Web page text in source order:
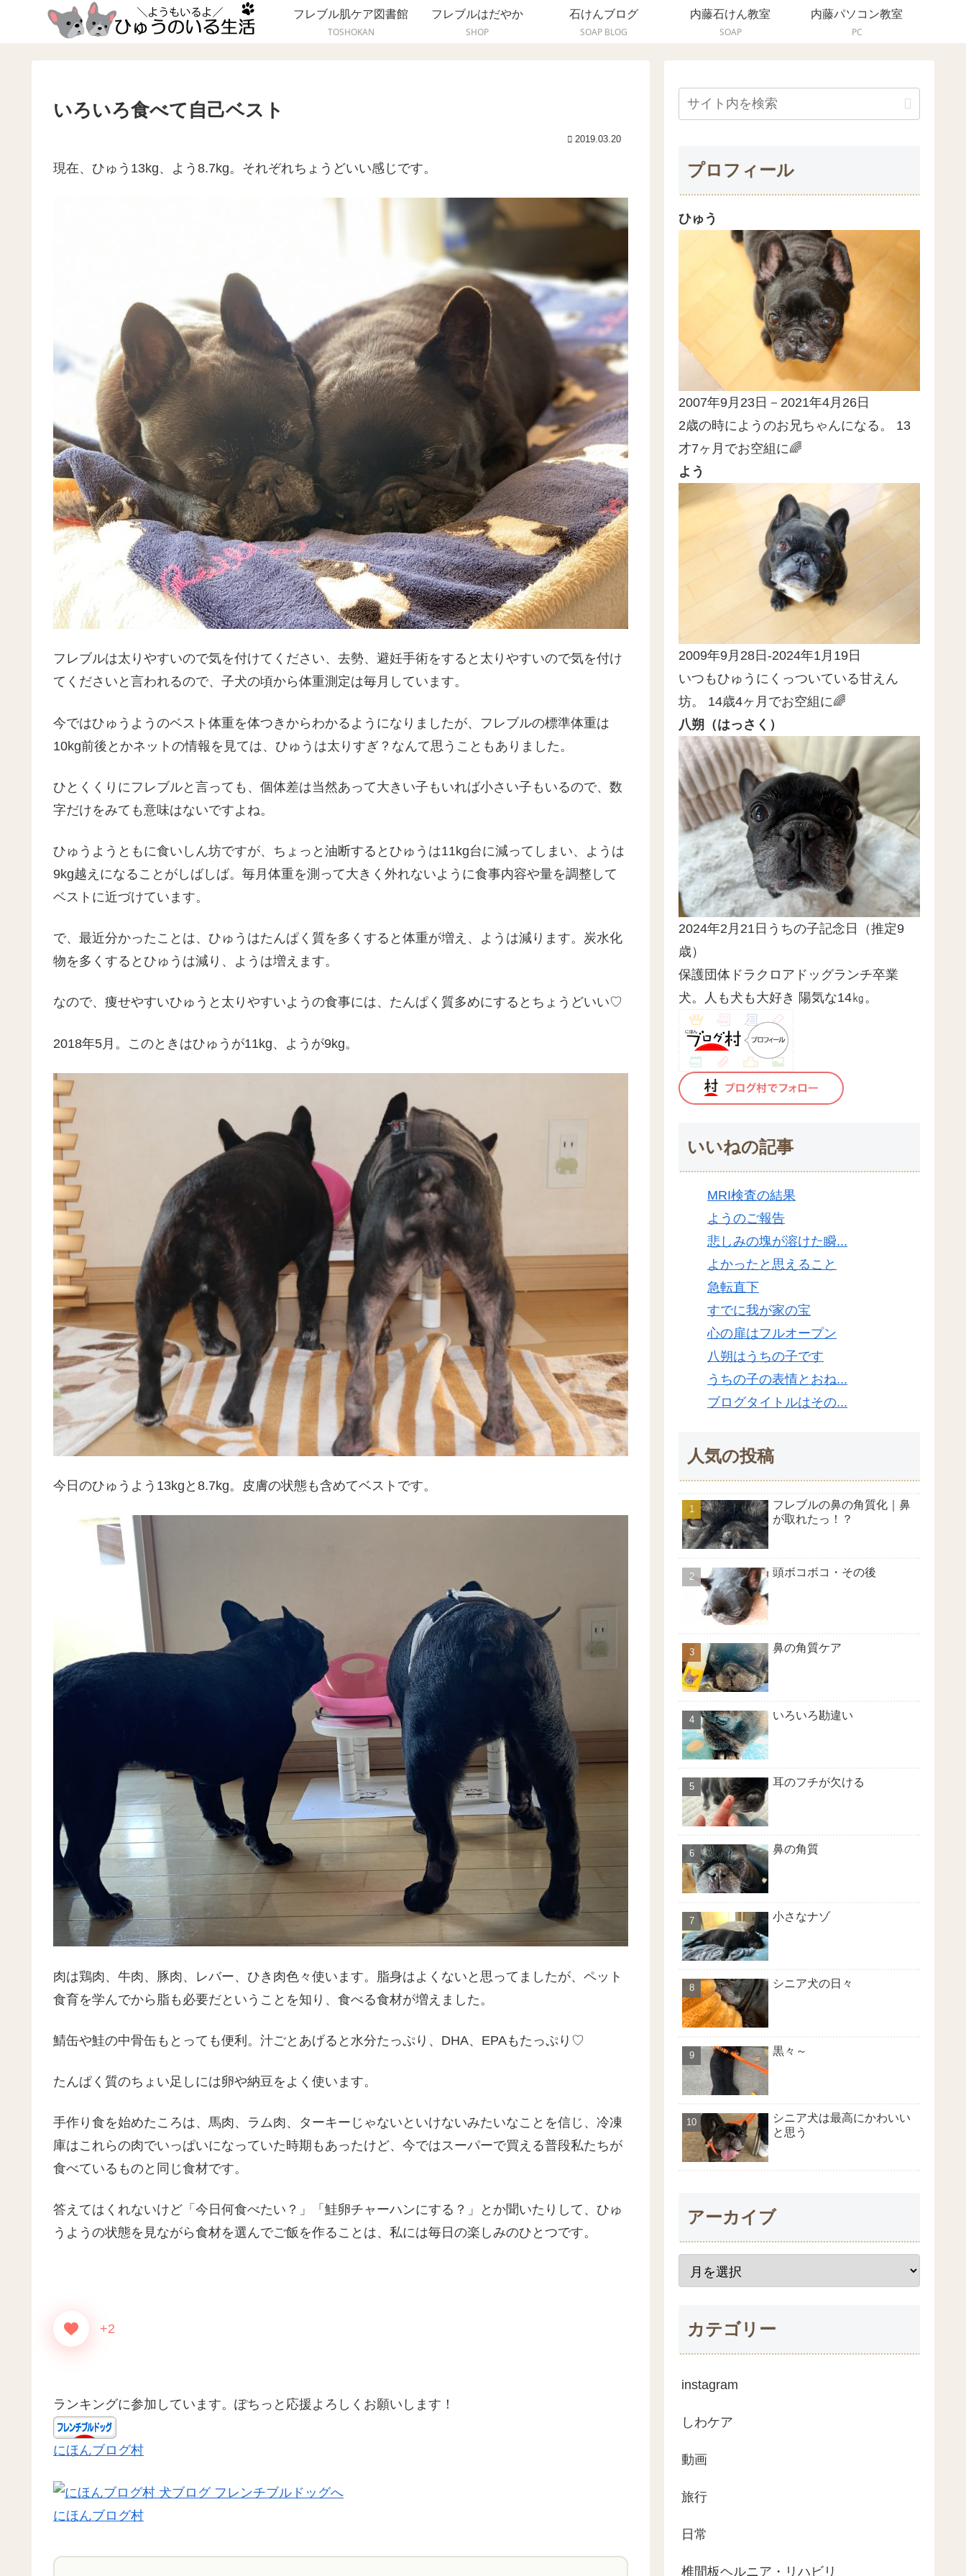
フレブル肌ケア図書館
TOSHOKAN
フレブルはだやか
SHOP
石けんブログ
SOAP BLOG
内藤石けん教室
SOAP
内藤パソコン教室
PC
いろいろ食べて自己ベスト
2019.03.20
現在、ひゅう13kg、よう8.7kg。それぞれちょうどいい感じです。
フレブルは太りやすいので気を付けてください、去勢、避妊手術をすると太りやすいので気を付け
てくださいと言われるので、子犬の頃から体重測定は毎月しています。
今ではひゅうようのベスト体重を体つきからわかるようになりましたが、フレブルの標準体重は
10kg前後とかネットの情報を見ては、ひゅうは太りすぎ？なんて思うこともありました。
ひとくくりにフレブルと言っても、個体差は当然あって大きい子もいれば小さい子もいるので、数
字だけをみても意味はないですよね。
ひゅうようともに食いしん坊ですが、ちょっと油断するとひゅうは11kg台に減ってしまい、ようは
9kg越えになることがしばしば。毎月体重を測って大きく外れないように食事内容や量を調整して
ベストに近づけています。
で、最近分かったことは、ひゅうはたんぱく質を多くすると体重が増え、ようは減ります。炭水化
物を多くするとひゅうは減り、ようは増えます。
なので、痩せやすいひゅうと太りやすいようの食事には、たんぱく質多めにするとちょうどいい♡
2018年5月。このときはひゅうが11kg、ようが9kg。
今日のひゅうよう13kgと8.7kg。皮膚の状態も含めてベストです。
肉は鶏肉、牛肉、豚肉、レバー、ひき肉色々使います。脂身はよくないと思ってましたが、ペット
食育を学んでから脂も必要だということを知り、食べる食材が増えました。
鯖缶や鮭の中骨缶もとっても便利。汁ごとあげると水分たっぷり、DHA、EPAもたっぷり♡
たんぱく質のちょい足しには卵や納豆をよく使います。
手作り食を始めたころは、馬肉、ラム肉、ターキーじゃないといけないみたいなことを信じ、冷凍
庫はこれらの肉でいっぱいになっていた時期もあったけど、今ではスーパーで買える普段私たちが
食べているものと同じ食材です。
答えてはくれないけど「今日何食べたい？」「鮭卵チャーハンにする？」とか聞いたりして、ひゅ
うようの状態を見ながら食材を選んでご飯を作ることは、私には毎日の楽しみのひとつです。
+2
ランキングに参加しています。ぽちっと応援よろしくお願いします！
にほんブログ村
にほんブログ村
プロフィール
ひゅう
2007年9月23日－2021年4月26日
2歳の時にようのお兄ちゃんになる。 13
才7ヶ月でお空組に🌈
よう
2009年9月28日-2024年1月19日
いつもひゅうにくっついている甘えん
坊。 14歳4ヶ月でお空組に🌈
八朔（はっさく）
2024年2月21日うちの子記念日（推定9
歳）
保護団体ドラクロアドッグランチ卒業
犬。人も犬も大好き 陽気な14㎏。
いいねの記事
MRI検査の結果
ようのご報告
悲しみの塊が溶けた瞬...
よかったと思えること
急転直下
すでに我が家の宝
心の扉はフルオープン
八朔はうちの子です
うちの子の表情とおね...
ブログタイトルはその...
人気の投稿
フレブルの鼻の角質化｜鼻
が取れたっ！？
頭ボコボコ・その後
鼻の角質ケア
いろいろ勘違い
耳のフチが欠ける
鼻の角質
小さなナゾ
シニア犬の日々
黒々～
シニア犬は最高にかわいい
と思う
アーカイブ
カテゴリー
instagram
しわケア
動画
旅行
日常
椎間板ヘルニア・リハビリ